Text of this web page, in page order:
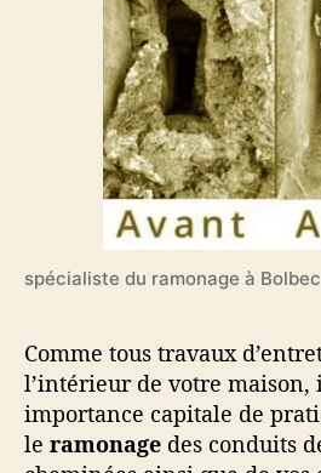
l
e
spécialiste du ramonage à Bolbec
Comme tous travaux
l’intérieur de votre maison,
importance capitale de
le ramonage des conduits